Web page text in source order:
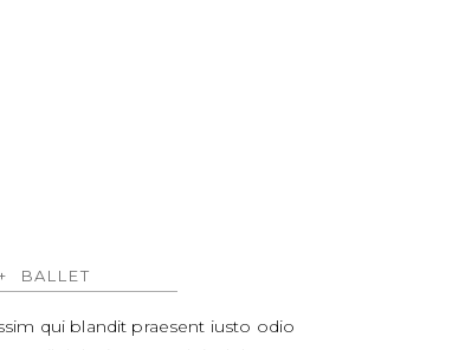
BALLET
qui blandit praesent iusto odio